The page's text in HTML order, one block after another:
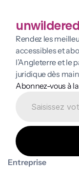
unwildered
Rendez les
accessibles et
l’Angleterre et le
juridique dès
Abonnez-vous à
Entreprise